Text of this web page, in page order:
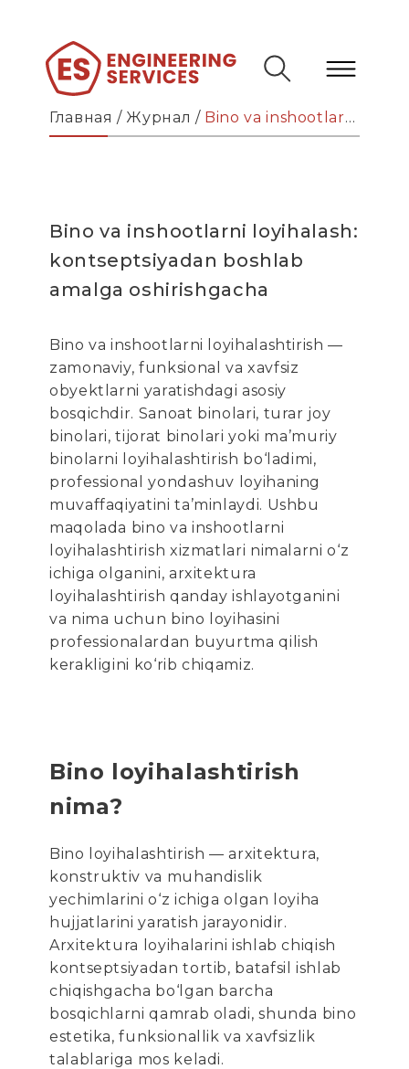
Главная / Журнал / Bino va inshootlarni loyihalash: kontseptsiyadan boshlab amalga oshirishgacha
Bino va inshootlarni loyihalash:
kontseptsiyadan boshlab
amalga oshirishgacha
Bino va inshootlarni loyihalashtirish —
zamonaviy, funksional va xavfsiz
obyektlarni yaratishdagi asosiy
bosqichdir. Sanoat binolari, turar joy
binolari, tijorat binolari yoki ma’muriy
binolarni loyihalashtirish bo‘ladimi,
professional yondashuv loyihaning
muvaffaqiyatini ta’minlaydi. Ushbu
maqolada bino va inshootlarni
loyihalashtirish xizmatlari nimalarni o‘z
ichiga olganini, arxitektura
loyihalashtirish qanday ishlayotganini
va nima uchun bino loyihasini
professionalardan buyurtma qilish
kerakligini ko‘rib chiqamiz.
Bino loyihalashtirish
nima?
Bino loyihalashtirish — arxitektura,
konstruktiv va muhandislik
yechimlarini o‘z ichiga olgan loyiha
hujjatlarini yaratish jarayonidir.
Arxitektura loyihalarini ishlab chiqish
kontseptsiyadan tortib, batafsil ishlab
chiqishgacha bo‘lgan barcha
bosqichlarni qamrab oladi, shunda bino
estetika, funksionallik va xavfsizlik
talablariga mos keladi.